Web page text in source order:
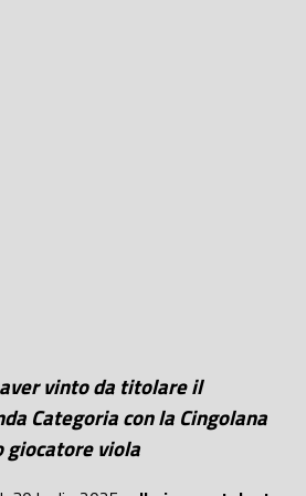
vinto da titolare il
Categoria con la Cingolana
giocatore viola